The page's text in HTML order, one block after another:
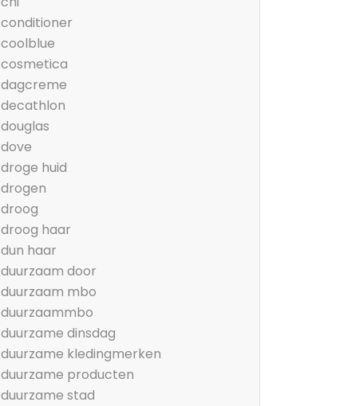
conditioner
coolblue
cosmetica
dagcreme
decathlon
douglas
dove
droge huid
drogen
droog
droog haar
dun haar
duurzaam door
duurzaam mbo
duurzaammbo
duurzame dinsdag
duurzame kledingmerken
duurzame producten
duurzame stad